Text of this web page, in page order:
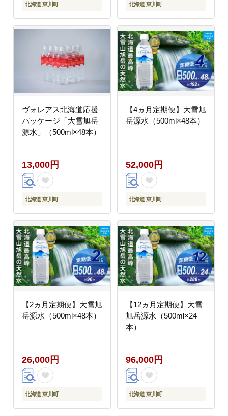
北海道 東川町 北海道 東川町
ヴォレアス北海道応援
パッケージ「大雪旭岳
源水」（500ml×48本）
13,000円
北海道 東川町
【4ヵ月定期便】大雪旭
岳源水（500ml×48本）
52,000円
北海道 東川町
【2ヵ月定期便】大雪旭
岳源水（500ml×48本）
26,000円
北海道 東川町
【12ヵ月定期便】大雪
旭岳源水（500ml×24
本）
96,000円
北海道 東川町